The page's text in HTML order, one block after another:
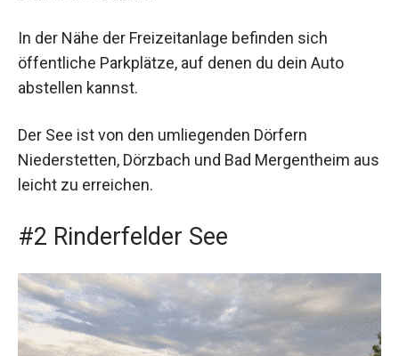
In der Nähe der Freizeitanlage befinden sich
öffentliche Parkplätze, auf denen du dein Auto
abstellen kannst.
Der See ist von den umliegenden Dörfern
Niederstetten, Dörzbach und Bad Mergentheim aus
leicht zu erreichen.
#2 Rinderfelder See